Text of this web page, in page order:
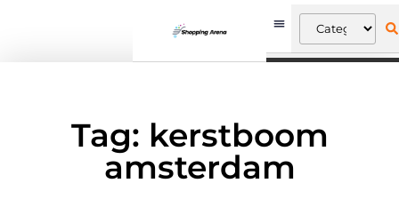
Tag: kerstboom
amsterdam